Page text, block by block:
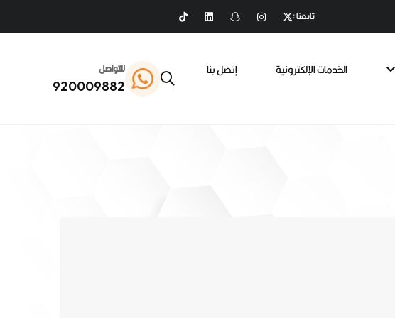
تابعنا :
الخدمات الإلكترونية
إتصل بنا
للتواصل
920009882